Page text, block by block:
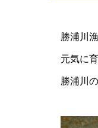
勝浦川
元気に
勝浦川